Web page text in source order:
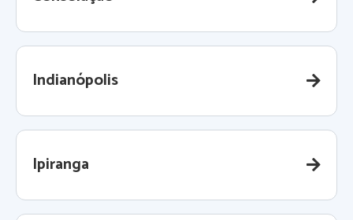
Indianópolis
Ipiranga